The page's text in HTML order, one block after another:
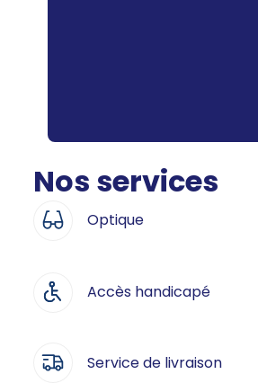
Nos services
Optique
Accès handicapé
Service de livraison